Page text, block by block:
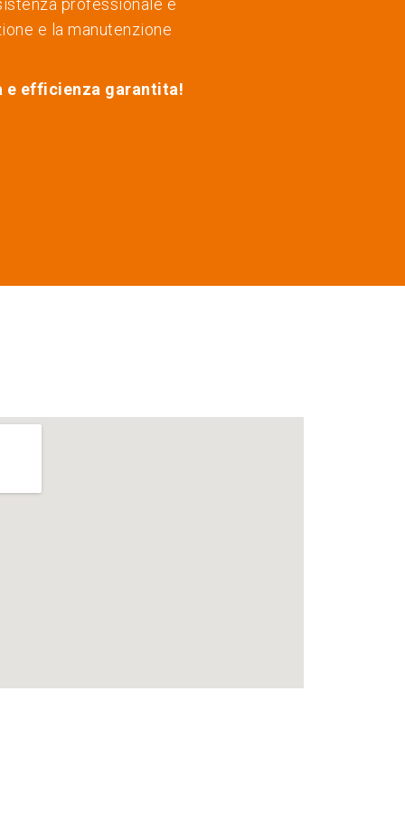
professionale e
e la manutenzione
e efficienza garantita!